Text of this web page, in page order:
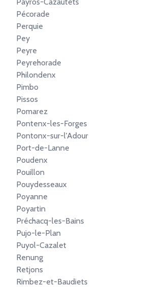
Pécorade
Perquie
Pey
Peyre
Peyrehorade
Philondenx
Pimbo
Pissos
Pomarez
Pontenx-les-Forges
Pontonx-sur-l'Adour
Port-de-Lanne
Poudenx
Pouillon
Pouydesseaux
Poyanne
Poyartin
Préchacq-les-Bains
Pujo-le-Plan
Puyol-Cazalet
Renung
Retjons
Rimbez-et-Baudiets